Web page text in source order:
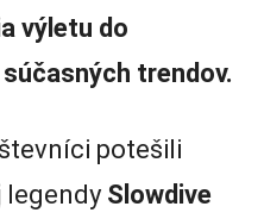
výletu do
trendov.
potešili
legendy Slowdive